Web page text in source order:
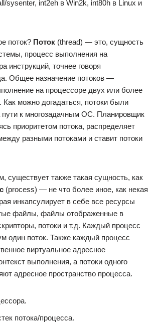
sysenter, int2eh в Win2k, int80h в Linux и
поток? Поток (thread) — это, сущность
процесс выполнения на
инструкций, точнее говоря
Общее назначение потоков —
на процессоре двух или более
Как можно догадаться, потоки были
к многозадачным ОС. Планировщик
приоритетом потока, распределяет
разными потоками и ставит потоки
существует также такая сущность, как
(process) — не что более иное, как некая
инкапсулирует в себе все ресурсы
файлы, файлы отображенные в
потоки и т.д. Каждый процесс
один поток. Также каждый процесс
виртуальное адресное
выполнения, а потоки одного
адресное пространство процесса.
потока/процесса.